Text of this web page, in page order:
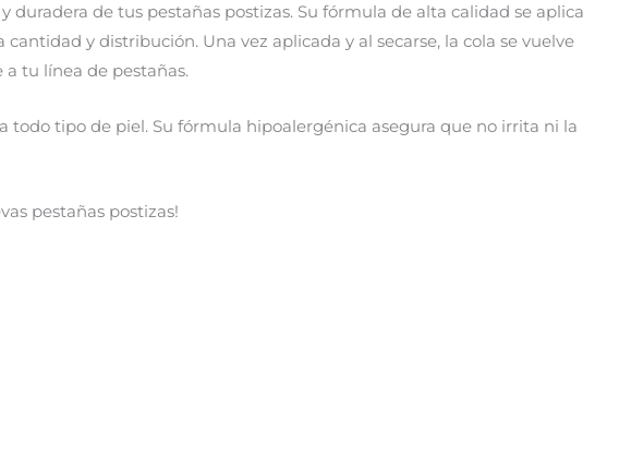
duradera de tus pestañas postizas. Su fórmula de alta calidad se aplica
y distribución. Una vez aplicada y al secarse, la cola se vuelve
tu línea de pestañas.
todo tipo de piel. Su fórmula hipoalergénica asegura que no irrita ni la
pestañas postizas!